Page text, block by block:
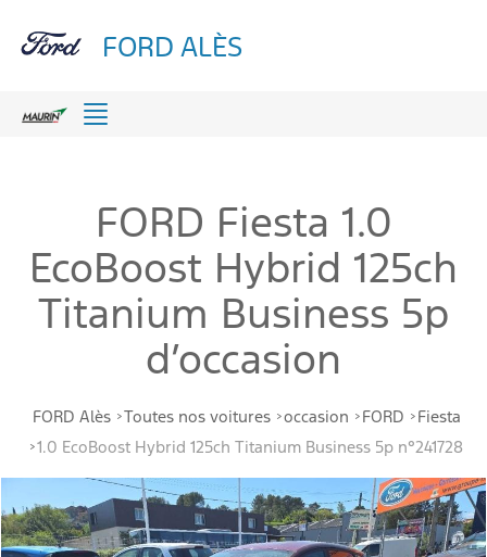
FORD ALÈS
Menu
FORD Fiesta 1.0
EcoBoost Hybrid 125ch
Titanium Business 5p
d’occasion
FORD Alès Toutes nos voitures occasion FORD
Fiesta
1.0 EcoBoost Hybrid 125ch Titanium Business 5p n°241728